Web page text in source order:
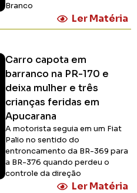
Branco
Ler Matéria
Carro capota em
barranco na PR-170 e
deixa mulher e três
crianças feridas em
Apucarana
A motorista seguia em um Fiat
Palio no sentido do
entroncamento da BR-369 para
a BR-376 quando perdeu o
controle da direção
Ler Matéria